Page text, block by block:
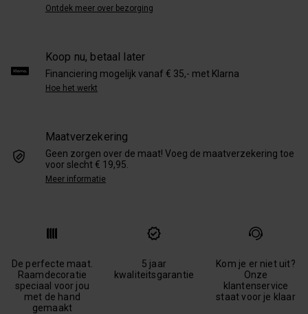
Ontdek meer over bezorging
Koop nu, betaal later
Financiering mogelijk vanaf € 35,- met Klarna
Hoe het werkt
Maatverzekering
Geen zorgen over de maat! Voeg de maatverzekering toe
voor slecht € 19,95.
Meer informatie
De perfecte maat.
Raamdecoratie
speciaal voor jou
met de hand
gemaakt
5 jaar
kwaliteitsgarantie
Kom je er niet uit?
Onze
klantenservice
staat voor je klaar